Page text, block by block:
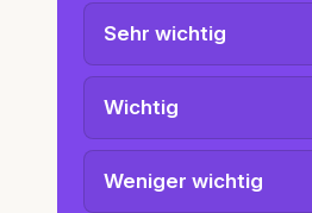
Sehr wichtig
Wichtig
Weniger wichtig